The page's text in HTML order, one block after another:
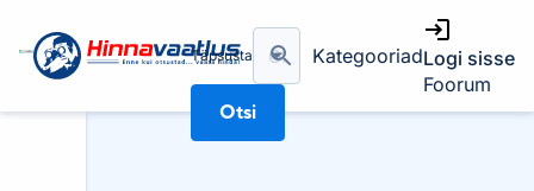
Täpsusta
Otsi
KategooriadLogi sisse
Foorum